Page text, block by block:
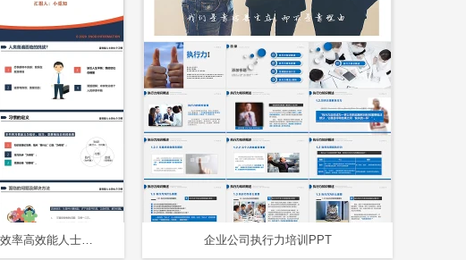
简约插画风提升工作效率高效能人士的七个习惯阅读培训PPT模板 企业公司执行力培训PPT